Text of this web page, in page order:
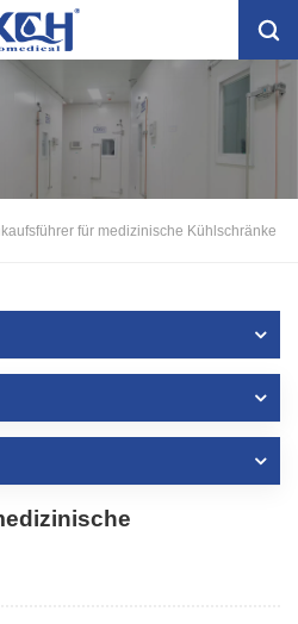
für medizinische Kühlschränke